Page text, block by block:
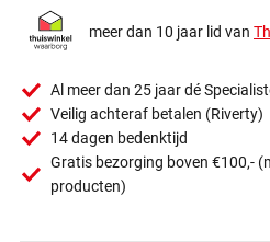
meer dan 10 jaar lid van
Al meer dan 25 jaar dé
Veilig achteraf betalen (Riverty)
14 dagen bedenktijd
Gratis bezorging boven €100,-
producten)